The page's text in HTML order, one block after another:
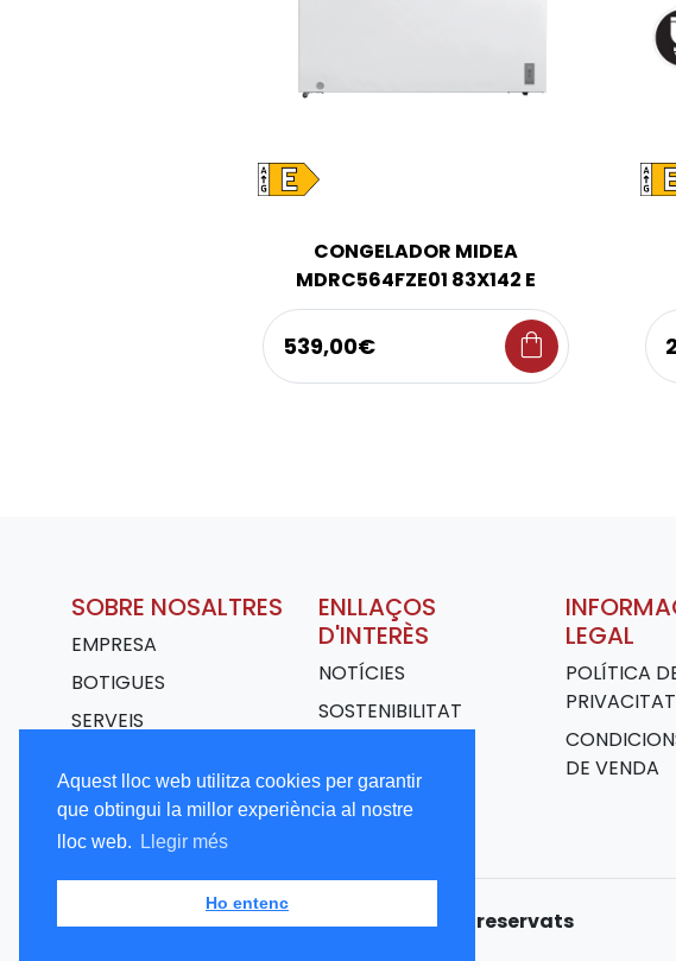
Aquest lloc web utilitza cookies per garantir
que obtingui la millor experiència al nostre
lloc web.
Llegir més
Ho entenc
CONGELADOR MIDEA
MDRC564FZE01 83X142 E
539,00€ shopping_bag
SOBRE NOSALTRES
EMPRESA
BOTIGUES
SERVEIS
TREBALLA AMB
NOSALTRES
ENLLAÇOS
D'INTERÈS
NOTÍCIES
SOSTENIBILITAT
LEGAL
POLÍTICA
PRIVACITAT
DE VENDA
Copyright © 2026 CALBET. Tots els drets reservats